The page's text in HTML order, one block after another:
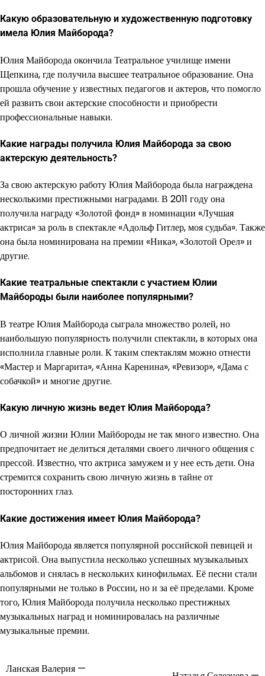
Какую образовательную и художественную подготовку
имела Юлия Майборода?
Юлия Майборода окончила Театральное училище имени
Щепкина, где получила высшее театральное образование. Она
прошла обучение у известных педагогов и актеров, что помогло
ей развить свои актерские способности и приобрести
профессиональные навыки.
Какие награды получила Юлия Майборода за свою
актерскую деятельность?
За свою актерскую работу Юлия Майборода была награждена
несколькими престижными наградами. В 2011 году она
получила награду «Золотой фонд» в номинации «Лучшая
актриса» за роль в спектакле «Адольф Гитлер, моя судьба». Также
она была номинирована на премии «Ника», «Золотой Орел» и
другие.
Какие театральные спектакли с участием Юлии
Майбороды были наиболее популярными?
В театре Юлия Майборода сыграла множество ролей, но
наибольшую популярность получили спектакли, в которых она
исполнила главные роли. К таким спектаклям можно отнести
«Мастер и Маргарита», «Анна Каренина», «Ревизор», «Дама с
собачкой» и многие другие.
Какую личную жизнь ведет Юлия Майборода?
О личной жизни Юлии Майбороды не так много известно. Она
предпочитает не делиться деталями своего личного общения с
прессой. Известно, что актриса замужем и у нее есть дети. Она
стремится сохранить свою личную жизнь в тайне от
посторонних глаз.
Какие достижения имеет Юлия Майборода?
Юлия Майборода является популярной российской певицей и
актрисой. Она выпустила несколько успешных музыкальных
альбомов и снялась в нескольких кинофильмах. Её песни стали
популярными не только в России, но и за её пределами. Кроме
того, Юлия Майборода получила несколько престижных
музыкальных наград и номинировалась на различные
музыкальные премии.
Навигация
Ланская Валерия —